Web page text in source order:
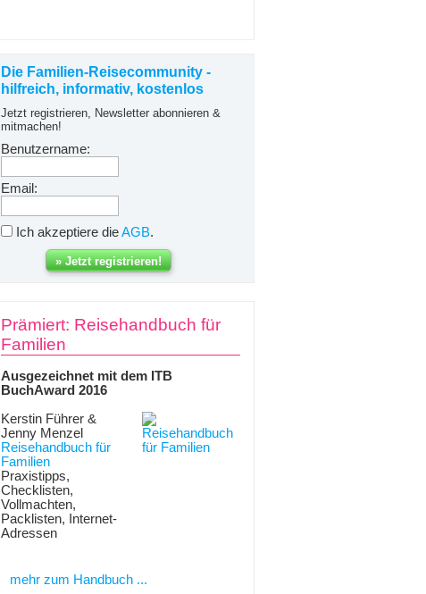
Die Familien-Reisecommunity -
hilfreich, informativ, kostenlos
Jetzt registrieren, Newsletter abonnieren &
mitmachen!
Benutzername:
Email:
Ich akzeptiere dieAGB.
Prämiert: Reisehandbuch für
Familien
Ausgezeichnet mit dem ITB
BuchAward 2016
Kerstin Führer &
Jenny Menzel
Reisehandbuch für
Familien
Praxistipps,
Checklisten,
Vollmachten,
Packlisten, Internet-
Adressen
mehr zum Handbuch ...